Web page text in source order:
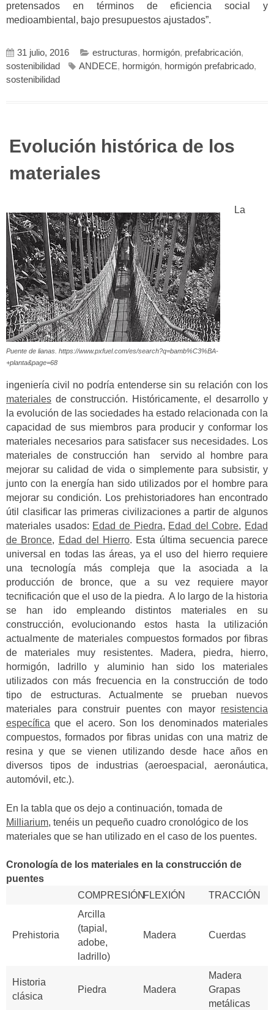
pretensados en términos de eficiencia social y
medioambiental, bajo presupuestos ajustados”.
31 julio, 2016 estructuras, hormigón, prefabricación,
sostenibilidad
ANDECE, hormigón, hormigón prefabricado,
sostenibilidad
Evolución histórica de los
materiales
Puente de lianas. https://www.pxfuel.com/es/search?q=bamb%C3%BA-
+planta&page=68
La
ingeniería civil no podría entenderse sin su relación con los
materiales de construcción. Históricamente, el desarrollo y
la evolución de las sociedades ha estado relacionada con la
capacidad de sus miembros para producir y conformar los
materiales necesarios para satisfacer sus necesidades. Los
materiales de construcción han servido al hombre para
mejorar su calidad de vida o simplemente para subsistir, y
junto con la energía han sido utilizados por el hombre para
mejorar su condición. Los prehistoriadores han encontrado
útil clasificar las primeras civilizaciones a partir de algunos
materiales usados: Edad de Piedra, Edad del Cobre, Edad
de Bronce, Edad del Hierro. Esta última secuencia parece
universal en todas las áreas, ya el uso del hierro requiere
una tecnología más compleja que la asociada a la
producción de bronce, que a su vez requiere mayor
tecnificación que el uso de la piedra. A lo largo de la historia
se han ido empleando distintos materiales en su
construcción, evolucionando estos hasta la utilización
actualmente de materiales compuestos formados por fibras
de materiales muy resistentes. Madera, piedra, hierro,
hormigón, ladrillo y aluminio han sido los materiales
utilizados con más frecuencia en la construcción de todo
tipo de estructuras. Actualmente se prueban nuevos
materiales para construir puentes con mayor resistencia
específica que el acero. Son los denominados materiales
compuestos, formados por fibras unidas con una matriz de
resina y que se vienen utilizando desde hace años en
diversos tipos de industrias (aeroespacial, aeronáutica,
automóvil, etc.).
En la tabla que os dejo a continuación, tomada de
Milliarium, tenéis un pequeño cuadro cronológico de los
materiales que se han utilizado en el caso de los puentes.
Cronología de los materiales en la construcción de
puentes
COMPRESIÓNFLEXIÓN TRACCIÓN
Prehistoria
Arcilla
(tapial,
adobe,
ladrillo)
Madera Cuerdas
Historia
clásica
Piedra Madera
Madera
Grapas
metálicas